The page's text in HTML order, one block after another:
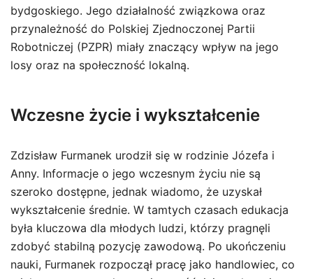
bydgoskiego. Jego działalność związkowa oraz
przynależność do Polskiej Zjednoczonej Partii
Robotniczej (PZPR) miały znaczący wpływ na jego
losy oraz na społeczność lokalną.
Wczesne życie i wykształcenie
Zdzisław Furmanek urodził się w rodzinie Józefa i
Anny. Informacje o jego wczesnym życiu nie są
szeroko dostępne, jednak wiadomo, że uzyskał
wykształcenie średnie. W tamtych czasach edukacja
była kluczowa dla młodych ludzi, którzy pragnęli
zdobyć stabilną pozycję zawodową. Po ukończeniu
nauki, Furmanek rozpoczął pracę jako handlowiec, co